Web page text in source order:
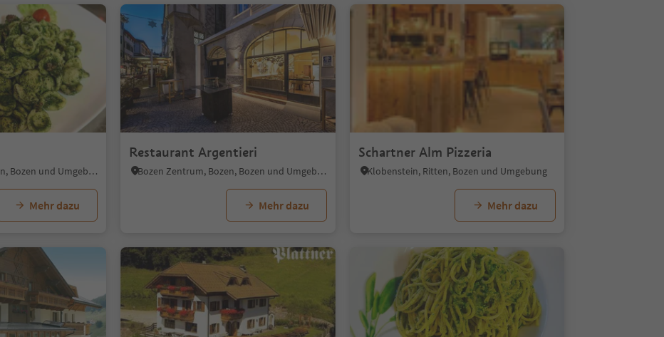
Bozen Zentrum, Bozen, Bozen und Umgebung
Mehr dazu
Restaurant Argentieri
Bozen Zentrum, Bozen, Bozen und Umgebung
Mehr dazu
Schartner Alm Pizzeria
Klobenstein, Ritten, Bozen und Umgebung
Mehr dazu